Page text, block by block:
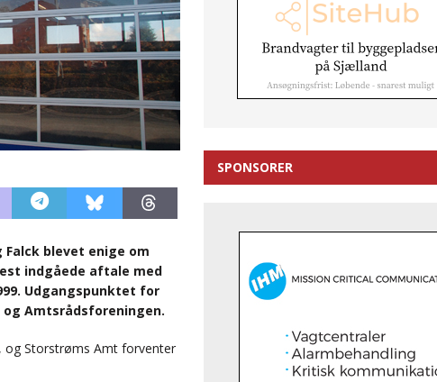
blevet enige om
indgåede aftale med
Udgangspunktet for
Amtsrådsforeningen.
og Storstrøms Amt forventer
SPONSORER